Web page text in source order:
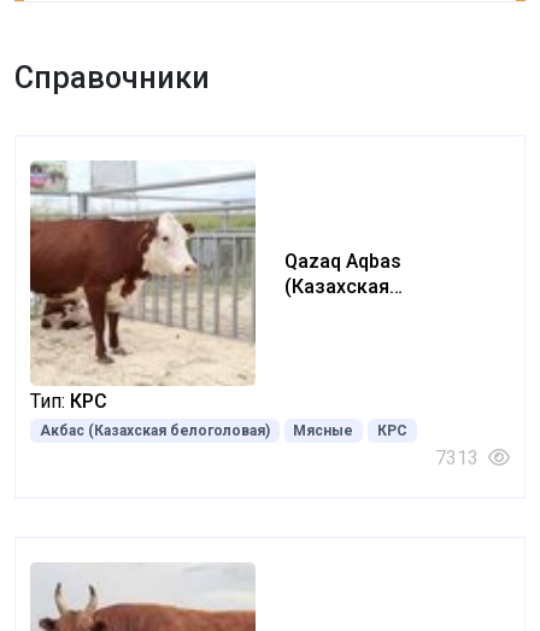
Справочники
Qazaq Aqbas
(Казахская
Тип: КРС
Акбас (Казахская белоголовая) Мясные КРС
7313